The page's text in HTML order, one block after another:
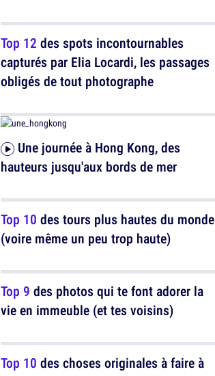
Top 12 des spots incontournables
capturés par Elia Locardi, les passages
obligés de tout photographe
hauteurs jusqu'aux bords de mer
Top 10 des tours plus hautes du monde
(voire même un peu trop haute)
Top 9 des photos qui te font adorer la
vie en immeuble (et tes voisins)
Top 10 des choses originales à faire à